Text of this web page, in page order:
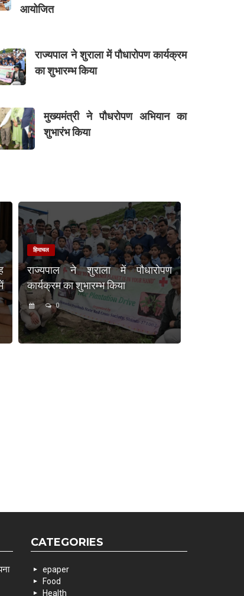
आयोजित
राज्यपाल ने शुराला में पौधारोपण कार्यक्रम
का शुभारम्भ किया
मुख्यमंत्री ने पौधरोपण अभियान का
शुभारंभ किया
हिमाचल
राज्यपाल ने शुराला में पौधारोपण
कार्यक्रम का शुभारम्भ किया
0
CATEGORIES
epaper
Food
Health